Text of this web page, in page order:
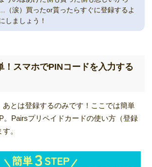
（涙）買ったor貰ったらすぐに登録するよ
しましょう！
！スマホでPINコードを入力する
あとは登録するのみです！ここでは簡単
。Pairsプリペイドカードの使い方（登録
。